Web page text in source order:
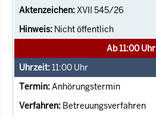
XVII 545/26
Nicht öffentlich
Ab 11:00 Uhr
11:00 Uhr
Anhörungstermin
Betreuungsverfahren